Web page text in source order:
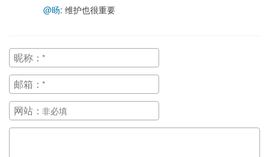
@旸: 维护也很重要
昵称：
邮箱：
网站：